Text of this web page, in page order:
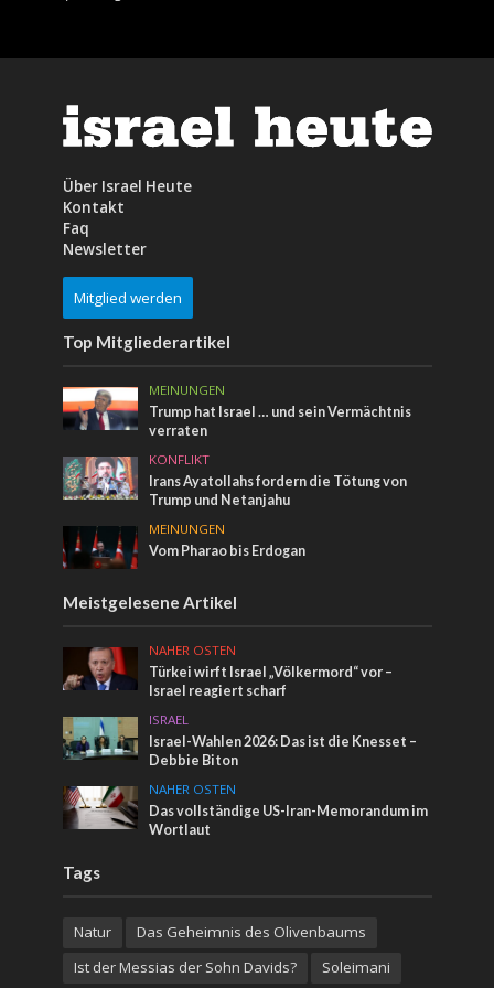
Über Israel Heute
Kontakt
Faq
Newsletter
Mitglied werden
Top Mitgliederartikel
MEINUNGEN
Trump hat Israel … und sein Vermächtnis
verraten
KONFLIKT
Irans Ayatollahs fordern die Tötung von
Trump und Netanjahu
MEINUNGEN
Vom Pharao bis Erdogan
Meistgelesene Artikel
NAHER OSTEN
Türkei wirft Israel „Völkermord“ vor –
Israel reagiert scharf
ISRAEL
Israel-Wahlen 2026: Das ist die Knesset –
Debbie Biton
NAHER OSTEN
Das vollständige US-Iran-Memorandum im
Wortlaut
Tags
Natur
Das Geheimnis des Olivenbaums
Ist der Messias der Sohn Davids?
Soleimani